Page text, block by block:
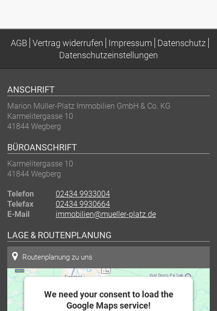
AGB Vertrag widerrufen Impressum
Datenschutz
Datenschutzeinstellungen
ANSCHRIFT
Marion Müller-Platz Immobilien GmbH & Co. KG
Karmelitergasse 10
41844 Wegberg
BÜROANSCHRIFT
Karmelitergasse 10
41844 Wegberg
Telefon
02434 9933004
Telefax
02434 9930664
E-Mail
immobilien@mueller-platz.de
LAGE & ROUTENPLANUNG
Routenplanung zu uns
We need your consent to load the
Google Maps service!